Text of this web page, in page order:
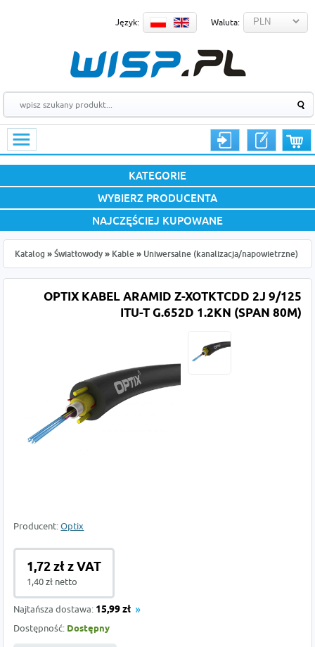
Język: Waluta:
KATEGORIE
WYBIERZ PRODUCENTA
NAJCZĘŚCIEJ KUPOWANE
Katalog » Światłowody » Kable » Uniwersalne (kanalizacja/napowietrzne)
OPTIX KABEL ARAMID Z-XOTKTCDD 2J 9/125
ITU-T G.652D 1.2KN (SPAN 80M)
Producent:Optix
1,72 zł z VAT
1,40 zł netto
Najtańsza dostawa: 15,99 zł
Dostępność: Dostępny